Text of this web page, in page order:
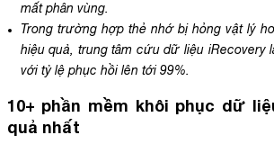
mất phân vùng.
Trong trường hợp thẻ nhớ bị hỏng vật lý
hiệu quả, trung tâm cứu dữ liệu iRecovery
với tỷ lệ phục hồi lên tới 99%.
10+ phần mềm khôi phục dữ
quả nhất